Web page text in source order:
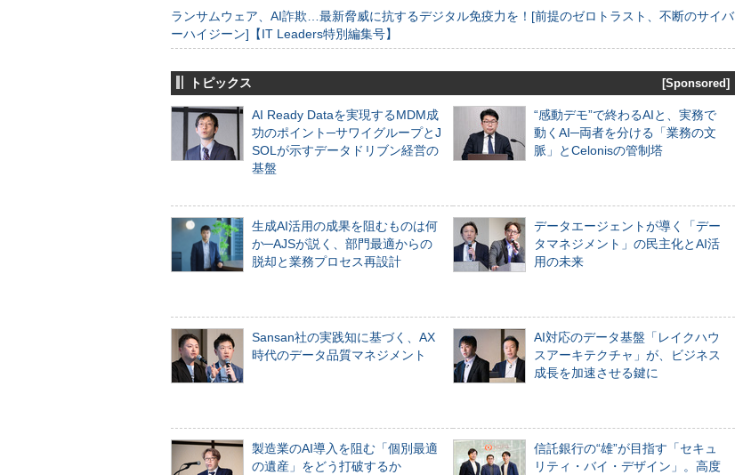
ランサムウェア、AI詐欺…最新脅威に抗するデジタル免疫力を！[前提のゼロトラスト、不断のサイバ
ーハイジーン]【IT Leaders特別編集号】
トピックス [Sponsored]
AI Ready Dataを実現するMDM成
功のポイント─サワイグループとJ
SOLが示すデータドリブン経営の
基盤
“感動デモ”で終わるAIと、実務で
動くAI─両者を分ける「業務の文
脈」とCelonisの管制塔
生成AI活用の成果を阻むものは何
か─AJSが説く、部門最適からの
脱却と業務プロセス再設計
データエージェントが導く「デー
タマネジメント」の民主化とAI活
用の未来
Sansan社の実践知に基づく、AX
時代のデータ品質マネジメント
AI対応のデータ基盤「レイクハウ
スアーキテクチャ」が、ビジネス
成長を加速させる鍵に
製造業のAI導入を阻む「個別最適
の遺産」をどう打破するか
信託銀行の“雄”が目指す「セキュ
リティ・バイ・デザイン」。高度